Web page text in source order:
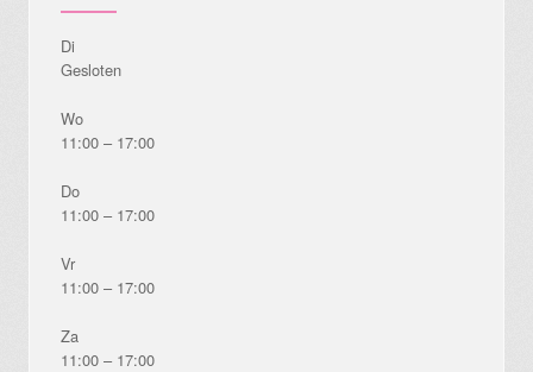
Di
Gesloten
Wo
11:00 – 17:00
Do
11:00 – 17:00
Vr
11:00 – 17:00
Za
11:00 – 17:00